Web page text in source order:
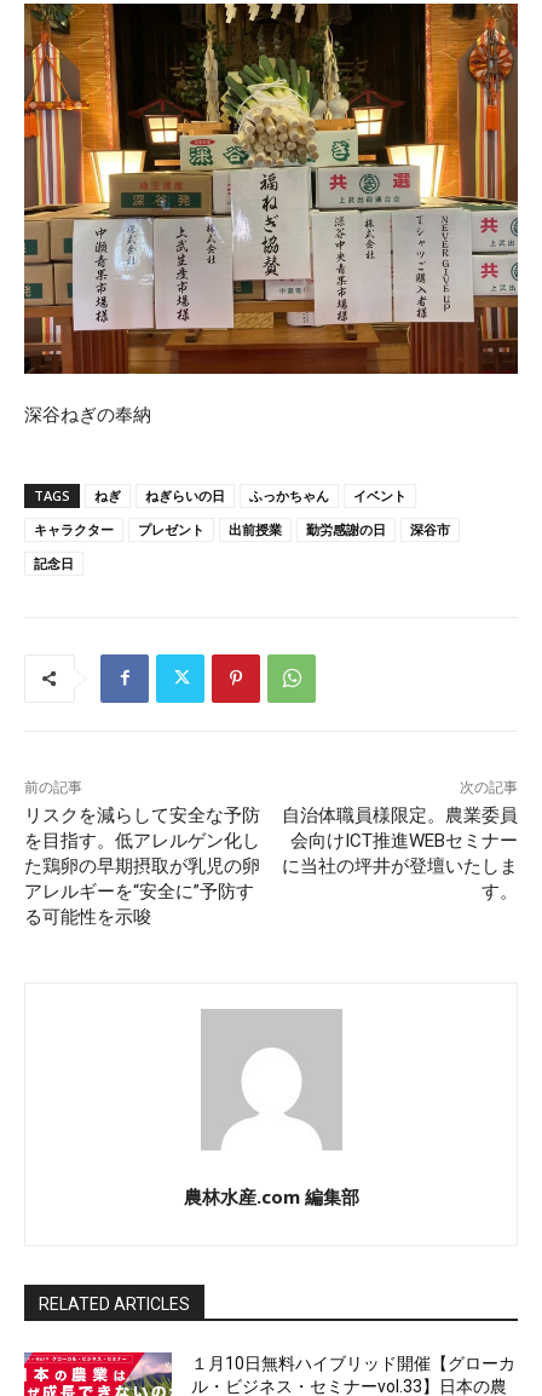
深谷ねぎの奉納
TAGS ねぎ ねぎらいの日 ふっかちゃん
イベント
キャラクター
プレゼント 出前授業 勤労感謝の日
深谷市
記念日
前の記事
リスクを減らして安全な予防
を目指す。低アレルゲン化し
た鶏卵の早期摂取が乳児の卵
アレルギーを“安全に”予防す
る可能性を示唆
次の記事
自治体職員様限定。農業委員
会向けICT推進WEBセミナー
に当社の坪井が登壇いたしま
す。
農林水産.com 編集部
RELATED ARTICLES
１月10日無料ハイブリッド開催【グローカ
ル・ビジネス・セミナーvol.33】日本の農